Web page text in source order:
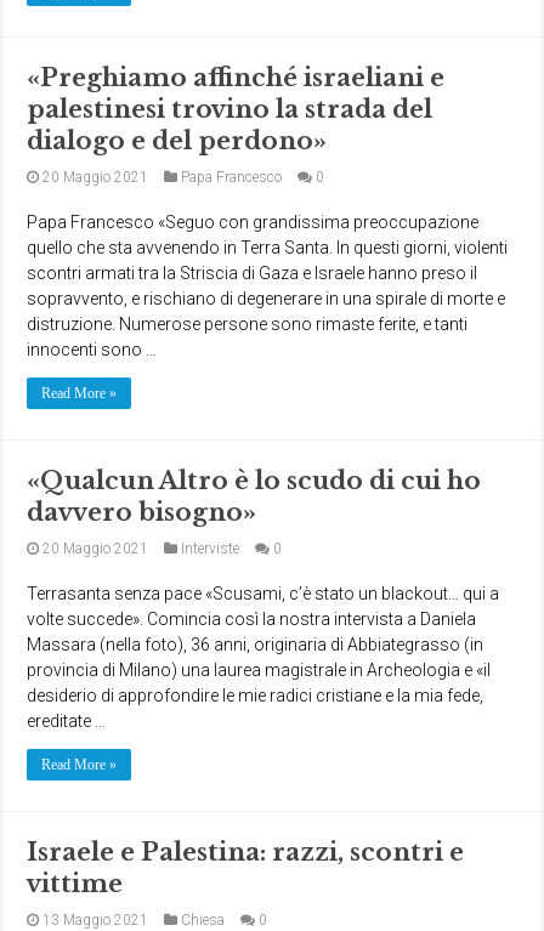
«Preghiamo affinché israeliani e
palestinesi trovino la strada del
dialogo e del perdono»
20 Maggio 2021 Papa Francesco 0
Papa Francesco «Seguo con grandissima preoccupazione
quello che sta avvenendo in Terra Santa. In questi giorni, violenti
scontri armati tra la Striscia di Gaza e Israele hanno preso il
sopravvento, e rischiano di degenerare in una spirale di morte e
distruzione. Numerose persone sono rimaste ferite, e tanti
innocenti sono …
Read More »
«Qualcun Altro è lo scudo di cui ho
davvero bisogno»
20 Maggio 2021 Interviste 0
Terrasanta senza pace «Scusami, c’è stato un blackout… qui a
volte succede». Comincia così la nostra intervista a Daniela
Massara (nella foto), 36 anni, originaria di Abbiategrasso (in
provincia di Milano) una laurea magistrale in Archeologia e «il
desiderio di approfondire le mie radici cristiane e la mia fede,
ereditate …
Read More »
Israele e Palestina: razzi, scontri e
vittime
13 Maggio 2021 Chiesa 0